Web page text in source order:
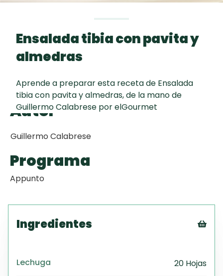
Galletas con
Raspaditas
Mendocinas
recetas
Ensalada tibia con pavita y
almedras
Aprende a preparar esta receta de Ensalada
tibia con pavita y almedras, de la mano de
Guillermo Calabrese por elGourmet
Autor
Guillermo Calabrese
Programa
Appunto
Ingredientes
Lechuga 20 Hojas